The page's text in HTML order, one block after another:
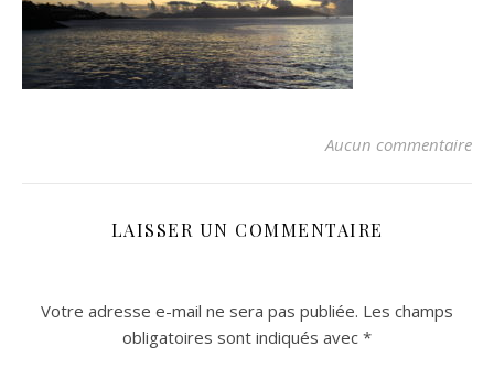
Aucun commentaire
LAISSER UN COMMENTAIRE
Votre adresse e-mail ne sera pas publiée. Les champs
obligatoires sont indiqués avec *